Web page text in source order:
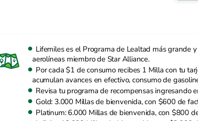
Lifemiles es el Programa de Lealtad más grande
aerolíneas miembro de Star Alliance.
Por cada $1 de consumo recibes 1 Milla con tu
acumulan avances en efectivo, consumo de
Revisa tu programa de recompensas ingresando
Gold: 3.000 Millas de bienvenida, con $600 de
Platinum: 6.000 Millas de bienvenida, con $800